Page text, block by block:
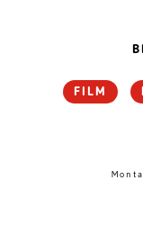
FILM